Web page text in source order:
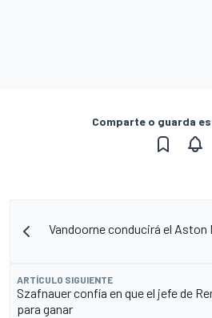
Comparte o guarda
Vandoorne conducirá el Aston
ARTÍCULO SIGUIENTE
Szafnauer confía en que el jefe de
para ganar